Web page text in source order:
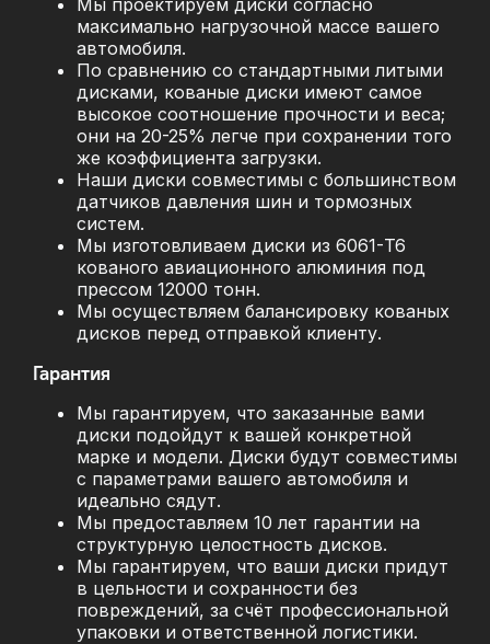
максимально нагрузочной массе вашего
автомобиля.
По сравнению со стандартными литыми
дисками, кованые диски имеют самое
высокое соотношение прочности и веса;
они на 20-25% легче при сохранении того
же коэффициента загрузки.
Наши диски совместимы с большинством
датчиков давления шин и тормозных
систем.
Мы изготовливаем диски из 6061-T6
кованого авиационного алюминия под
прессом 12000 тонн.
Мы осуществляем балансировку кованых
дисков перед отправкой клиенту.
Гарантия
Мы гарантируем, что заказанные вами
диски подойдут к вашей конкретной
марке и модели. Диски будут совместимы
с параметрами вашего автомобиля и
идеально сядут.
Мы предоставляем 10 лет гарантии на
структурную целостность дисков.
Мы гарантируем, что ваши диски придут
в цельности и сохранности без
повреждений, за счёт профессиональной
упаковки и ответственной логистики.